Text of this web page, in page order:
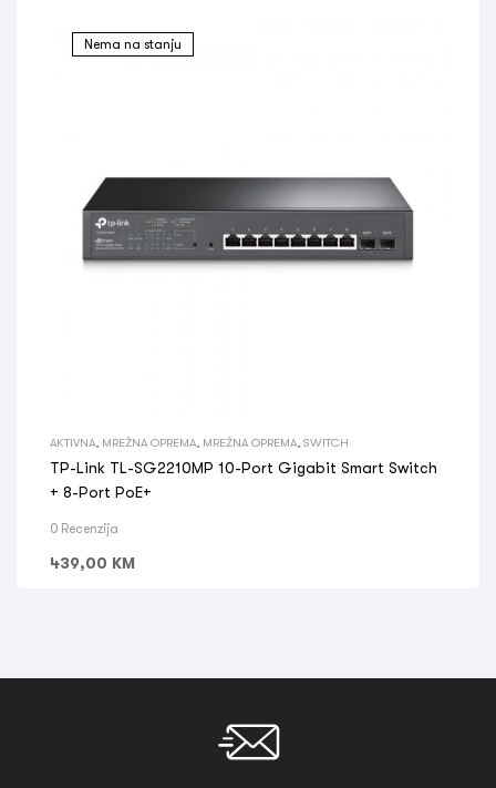
Nema na stanju
AKTIVNA MREŽNA OPREMA MREŽNA OPREMA SWITCH
TP-Link TL-SG2210MP 10-Port Gigabit Smart Switch
+ 8-Port PoE+
0 Recenzija
439,00 KM